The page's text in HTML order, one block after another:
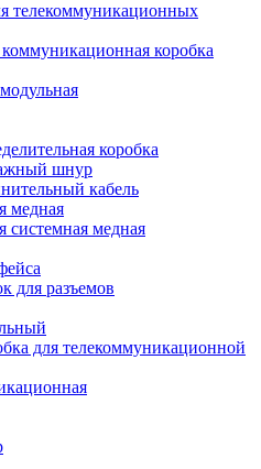
телекоммуникационных
коробка
коробка
шнур
кабель
медная
системная медная
для разъемов
для телекоммуникационной